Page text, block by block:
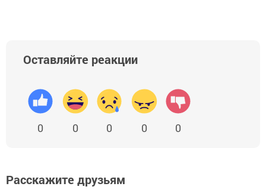
Оставляйте реакции
0 0 0 0 0
Расскажите друзьям